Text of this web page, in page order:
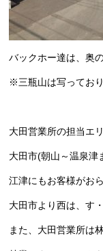
バックホー達は、奥
※三瓶山は写ってお
大田営業所の担当エ
大田市(朝山～温泉津
江津にもお客様がお
大田市より西は、す
また、大田営業所は